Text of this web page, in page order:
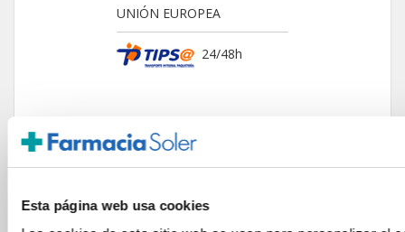
Esta página web usa cookies
UNIÓN EUROPEA
24/48h
GARANTÍA DE CALIDAD